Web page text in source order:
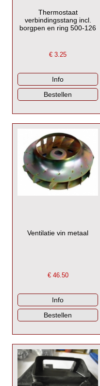
Thermostaat
verbindingsstang incl.
borgpen en ring 500-126
€3.25
Ventilatie vin metaal
€ 46.50